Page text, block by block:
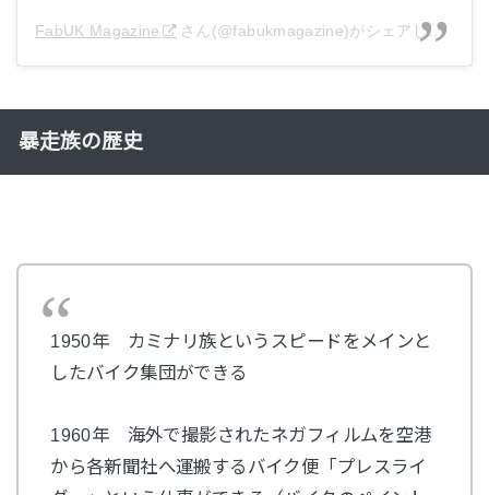
FabUK Magazine さん(@fabukmagazine)がシェアした投稿 –
暴走族の歴史
1950年 カミナリ族というスピードをメインと
したバイク集団ができる
1960年 海外で撮影されたネガフィルムを空港
から各新聞社へ運搬するバイク便「プレスライ